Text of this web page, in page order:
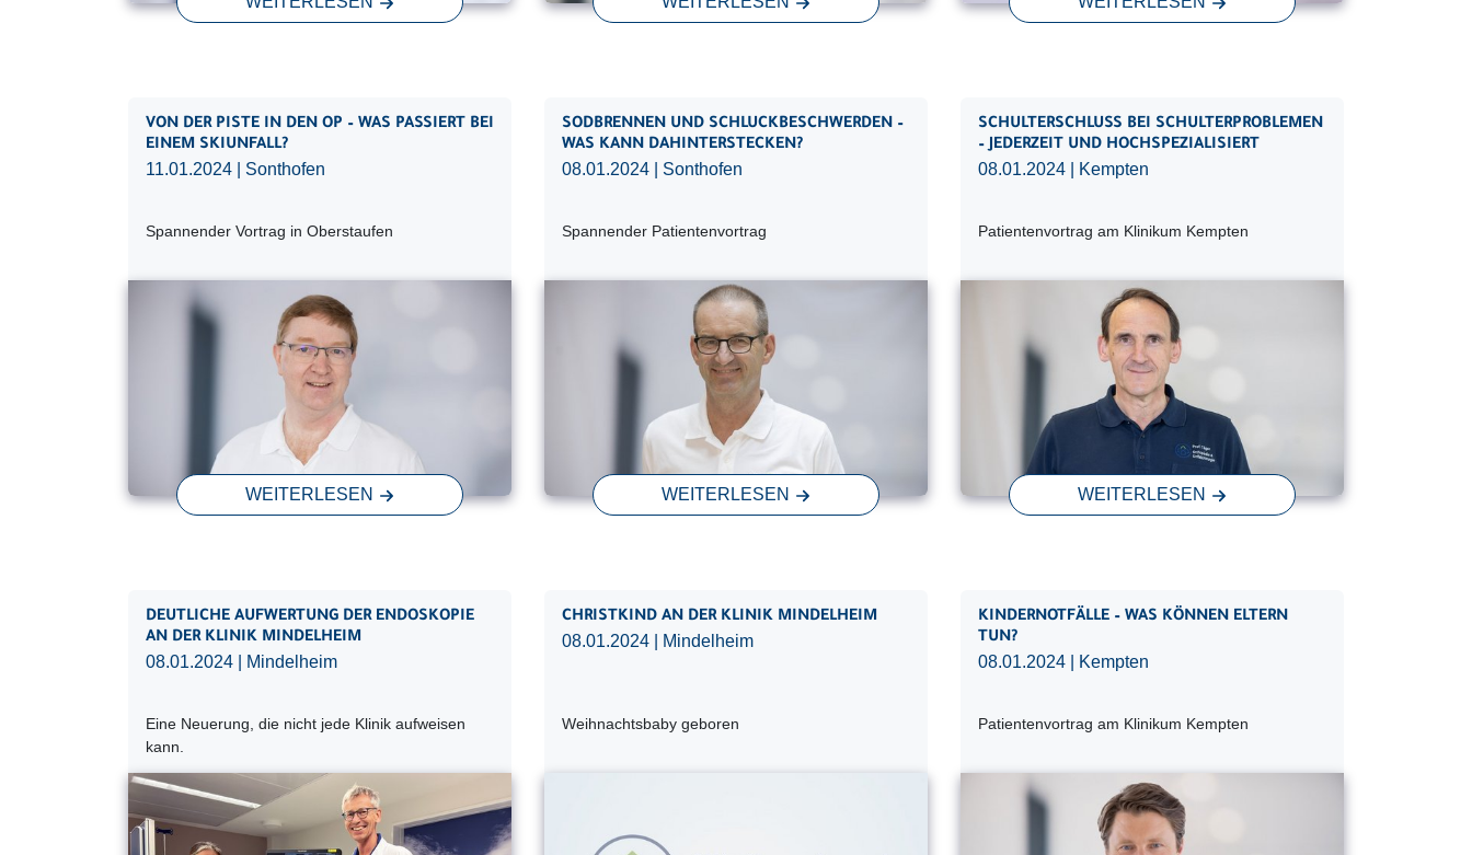
VON DER PISTE IN DEN OP – WAS PASSIERT BEI
EINEM SKIUNFALL?
11.01.2024 | Sonthofen
Spannender Vortrag in Oberstaufen
WEITERLESEN
SODBRENNEN UND SCHLUCKBESCHWERDEN –
WAS KANN DAHINTERSTECKEN?
08.01.2024 | Sonthofen
Spannender Patientenvortrag
WEITERLESEN
SCHULTERSCHLUSS BEI SCHULTERPROBLEMEN
– JEDERZEIT UND HOCHSPEZIALISIERT
08.01.2024 | Kempten
Patientenvortrag am Klinikum Kempten
WEITERLESEN
DEUTLICHE AUFWERTUNG DER ENDOSKOPIE
AN DER KLINIK MINDELHEIM
08.01.2024 | Mindelheim
Eine Neuerung, die nicht jede Klinik aufweisen
kann.
CHRISTKIND AN DER KLINIK MINDELHEIM
08.01.2024 | Mindelheim
Weihnachtsbaby geboren
KINDERNOTFÄLLE – WAS KÖNNEN ELTERN
TUN?
08.01.2024 | Kempten
Patientenvortrag am Klinikum Kempten